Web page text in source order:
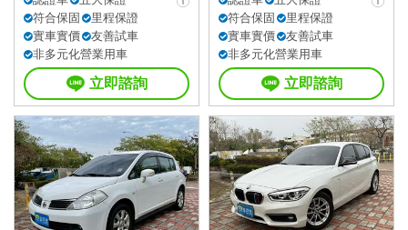
符合保固
里程保證
實車實價
友善試車
非多元化營業用車
立即諮詢
符合保固
里程保證
實車實價
友善試車
非多元化營業用車
立即諮詢